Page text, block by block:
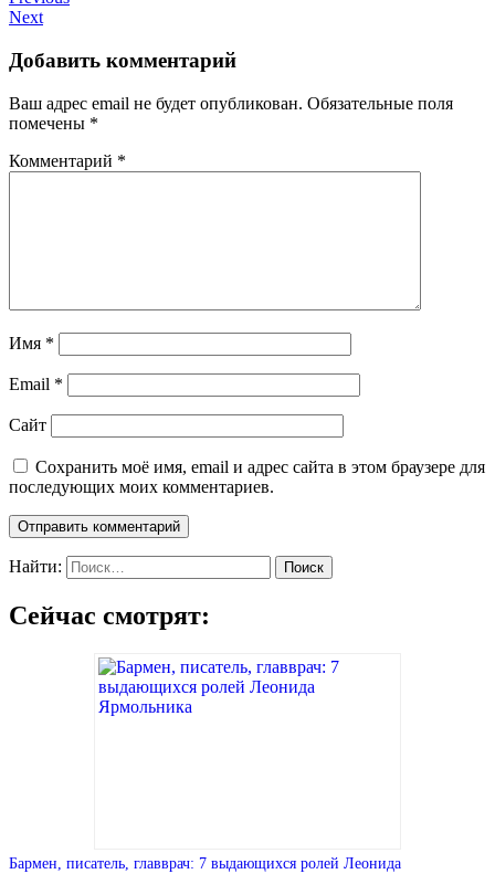
Next
Добавить комментарий
Ваш адрес email не будет опубликован. Обязательные поля
помечены *
Комментарий *
Имя *
Email *
Сайт
Сохранить моё имя, email и адрес сайта в этом браузере для
последующих моих комментариев.
Найти:
Сейчас смотрят:
Бармен, писатель, главврач: 7 выдающихся ролей Леонида